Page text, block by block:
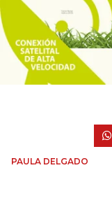
PAULA DELGADO